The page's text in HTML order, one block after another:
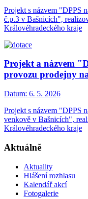
Projekt s názvem "DPPS
č.p.3 v Bašnicích",
Královéhradeckého kraje
Projekt a názvem
provozu prodejny
Datum: 6. 5. 2026
Projekt s názvem "DPPS
venkově v Bašnicích",
Královéhradeckého kraje
Aktuálně
Aktuality
Hlášení rozhlasu
Kalendář akcí
Fotogalerie